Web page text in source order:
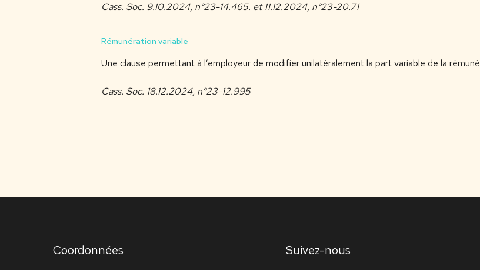
Cass. Soc. 9.10.2024, n°23-14.465. et 11.12.2024, n°23-20.71
Rémunération variable
Une clause permettant à l’employeur de modifier unilatéralement la part variable de la
Cass. Soc. 18.12.2024, n°23-12.995
Coordonnées Suivez-nous